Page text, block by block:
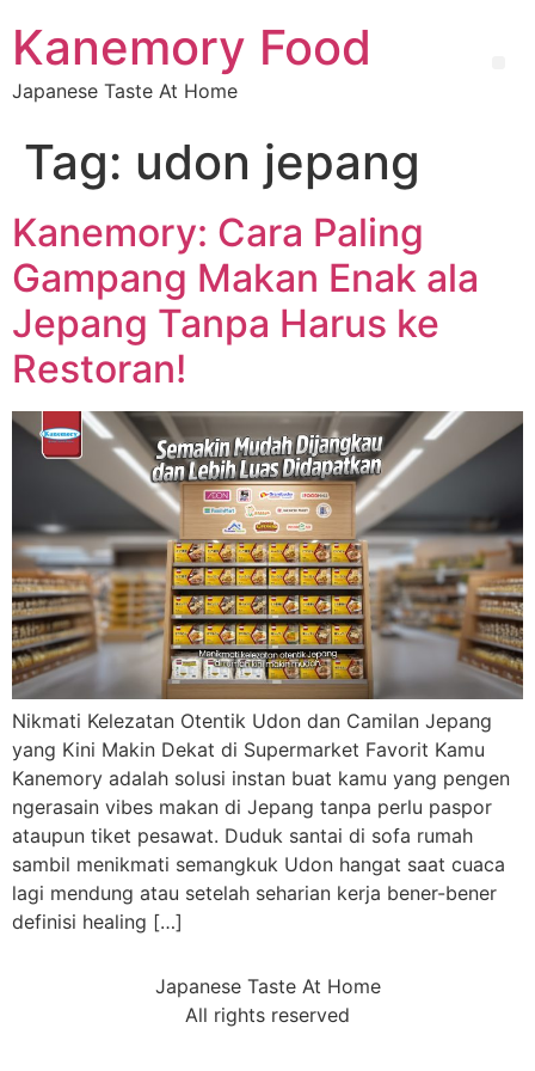
Kanemory Food
Japanese Taste At Home
Tag: udon jepang
Kanemory: Cara Paling
Gampang Makan Enak ala
Jepang Tanpa Harus ke
Restoran!
Nikmati Kelezatan Otentik Udon dan Camilan Jepang
yang Kini Makin Dekat di Supermarket Favorit Kamu
Kanemory adalah solusi instan buat kamu yang pengen
ngerasain vibes makan di Jepang tanpa perlu paspor
ataupun tiket pesawat. Duduk santai di sofa rumah
sambil menikmati semangkuk Udon hangat saat cuaca
lagi mendung atau setelah seharian kerja bener-bener
definisi healing […]
Japanese Taste At Home
All rights reserved